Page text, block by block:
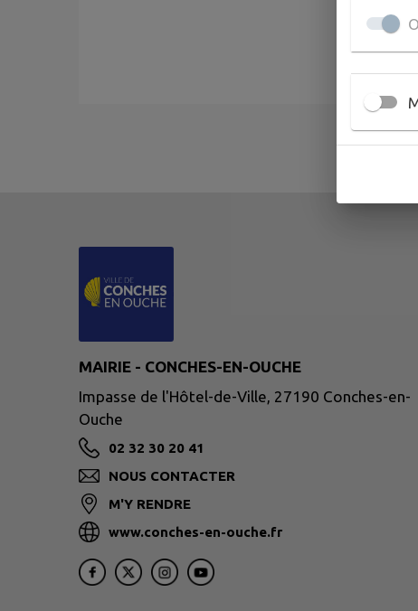
MAIRIE - CONCHES-EN-OUCHE
Impasse de l'Hôtel-de-Ville, 27190 Conches-en-
Ouche
02 32 30 20 41
NOUS CONTACTER
M'Y RENDRE
www.conches-en-ouche.fr